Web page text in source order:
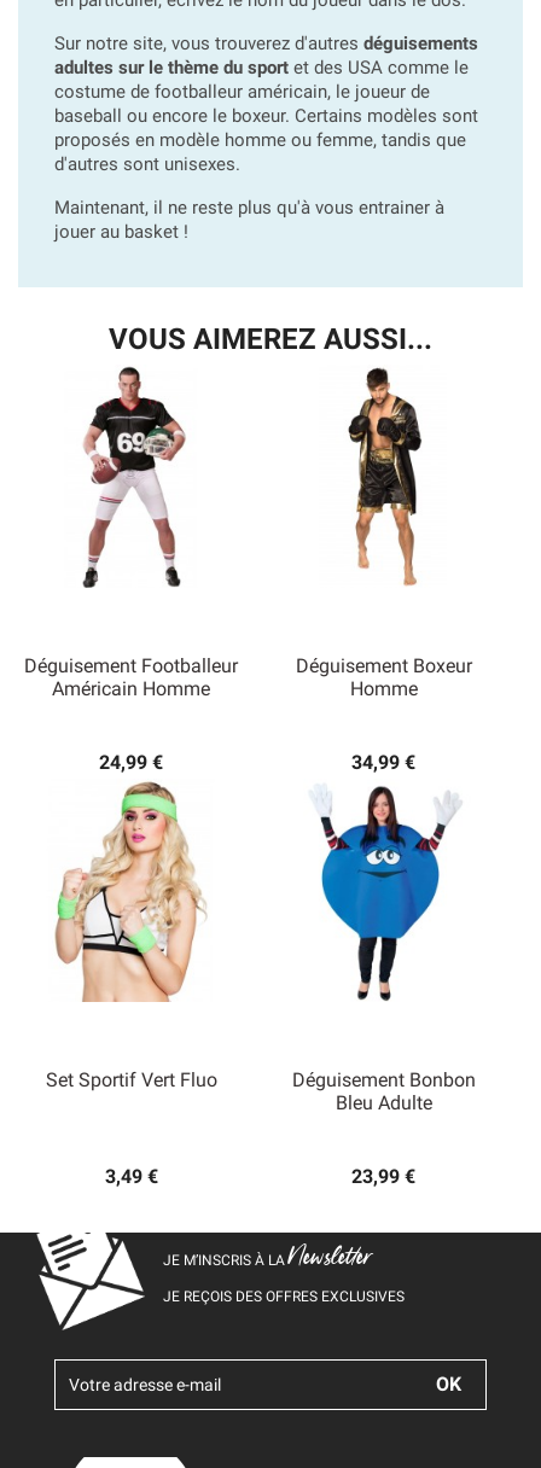
Sur notre site, vous trouverez d'autres déguisements
adultes sur le thème du sport et des USA comme le
costume de footballeur américain, le joueur de
baseball ou encore le boxeur. Certains modèles sont
proposés en modèle homme ou femme, tandis que
d'autres sont unisexes.
Maintenant, il ne reste plus qu'à vous entrainer à
jouer au basket !
VOUS AIMEREZ AUSSI...
Déguisement Footballeur
Américain Homme
24,99 €
Déguisement Boxeur
Homme
34,99 €
Set Sportif Vert Fluo
3,49 €
Déguisement Bonbon
Bleu Adulte
23,99 €
JE M’INSCRIS À LANewsletter
JE REÇOIS DES OFFRES EXCLUSIVES